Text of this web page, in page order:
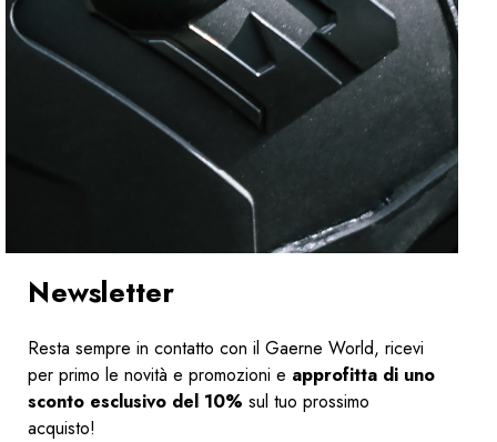
Newsletter
Resta sempre in contatto con il Gaerne World, ricevi
per primo le novità e promozioni e approfitta di uno
sconto esclusivo del 10% sul tuo prossimo
acquisto!